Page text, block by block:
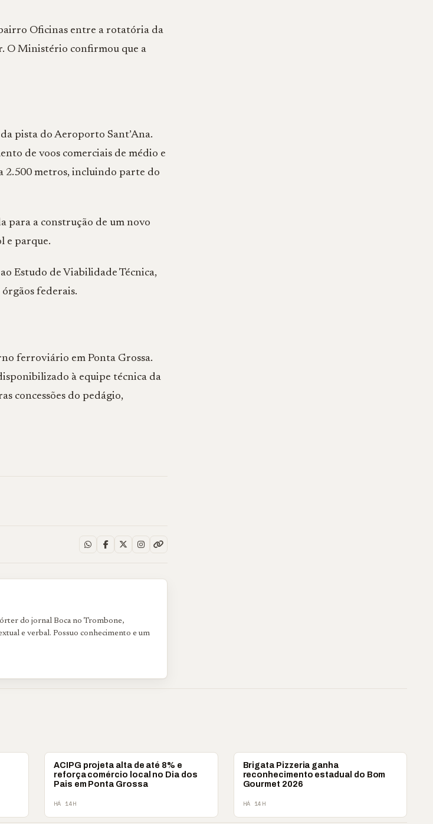
Oficinas entre a rotatória da
O Ministério confirmou que a
pista do Aeroporto Sant’Ana.
de voos comerciais de médio e
2.500 metros, incluindo parte do
para a construção de um novo
e parque.
Estudo de Viabilidade Técnica,
federais.
ferroviário em Ponta Grossa.
à equipe técnica da
concessões do pedágio,
do jornal Boca no Trombone,
e verbal. Possuo conhecimento e um
PONTA GROSSA
ACIPG projeta alta de até 8% e
reforça comércio local no Dia dos
Pais em Ponta Grossa
HÁ 14H
PONTA GROSSA
Brigata Pizzeria ganha
reconhecimento estadual do Bom
Gourmet 2026
HÁ 14H